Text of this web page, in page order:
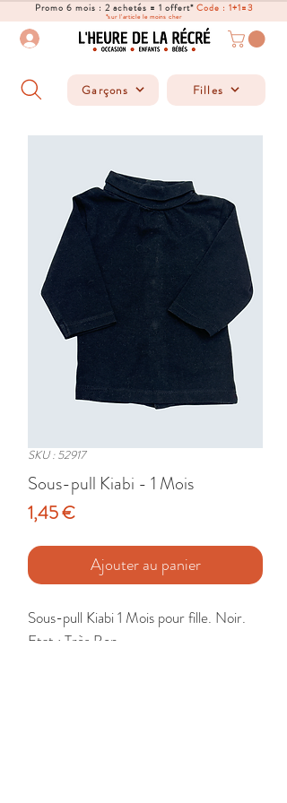
Promo 6 mois : 2 achetés = 1 offert*Code : 1+1=3
*sur l'article le moins cher
Garçons Filles
SKU : 52917
Sous-pull Kiabi - 1 Mois
1,45 €Prix
Ajouter au panier
Sous-pull Kiabi 1 Mois pour fille. Noir.
Etat : Très Bon